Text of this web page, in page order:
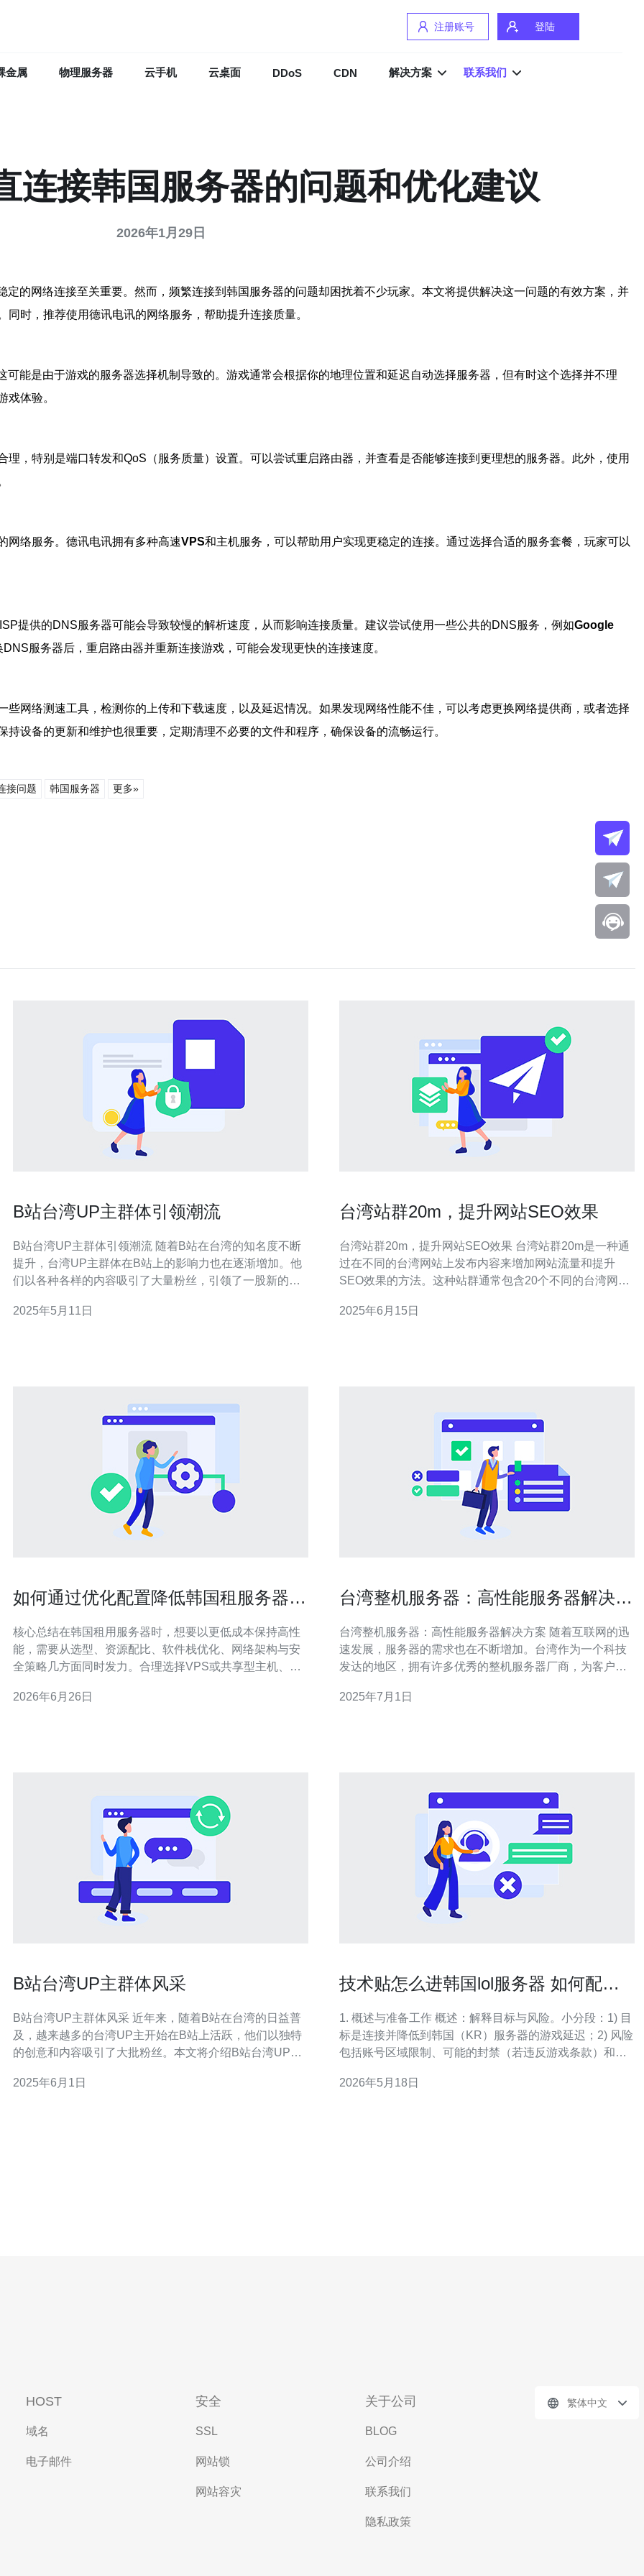
注册账号 登陆
金属 物理服务器 云手机 云桌面 DDoS CDN 解决方案 联系我们
连接韩国服务器的问题和优化建议
2026年1月29日
的网络连接至关重要。然而，频繁连接到韩国服务器的问题却困扰着不少玩家。本文将提供解决这一问题的有效方案，并
时，推荐使用德讯电讯的网络服务，帮助提升连接质量。
可能是由于游戏的服务器选择机制导致的。游戏通常会根据你的地理位置和延迟自动选择服务器，但有时这个选择并不理
戏体验。
理，特别是端口转发和QoS（服务质量）设置。可以尝试重启路由器，并查看是否能够连接到更理想的服务器。此外，使用
网络服务。德讯电讯拥有多种高速VPS和主机服务，可以帮助用户实现更稳定的连接。通过选择合适的服务套餐，玩家可以
提供的DNS服务器可能会导致较慢的解析速度，从而影响连接质量。建议尝试使用一些公共的DNS服务，例如Google
服务器后，重启路由器并重新连接游戏，可能会发现更快的连接速度。
网络测速工具，检测你的上传和下载速度，以及延迟情况。如果发现网络性能不佳，可以考虑更换网络提供商，或者选择
设备的更新和维护也很重要，定期清理不必要的文件和程序，确保设备的流畅运行。
接问题 韩国服务器 更多»
B站台湾UP主群体引领潮流
B站台湾UP主群体引领潮流 随着B站在台湾的知名度不断
提升，台湾UP主群体在B站上的影响力也在逐渐增加。他
们以各种各样的内容吸引了大量粉丝，引领了一股新的潮
了美食、旅行、时尚、游戏等各个领域。他们以独特的风
2025年5月11日
台湾站群20m，提升网站SEO效果
台湾站群20m，提升网站SEO效果 台湾站群20m是一种通
过在不同的台湾网站上发布内容来增加网站流量和提升
SEO效果的方法。这种站群通常包含20个不同的台湾网
度。 台湾站群20m可以帮助网站提升在搜索引擎结果中的
2025年6月15日
如何通过优化配置降低韩国租服务器价
核心总结在韩国租用服务器时，想要以更低成本保持高性
能，需要从选型、资源配比、软件栈优化、网络架构与安
全策略几方面同时发力。合理选择VPS或共享型主机、使
高效的DDoS防御和流量分散，以及用监控与自动化进行
2026年6月26日
台湾整机服务器：高性能服务器解决方
台湾整机服务器：高性能服务器解决方案 随着互联网的迅
速发展，服务器的需求也在不断增加。台湾作为一个科技
发达的地区，拥有许多优秀的整机服务器厂商，为客户提
稳定性和技术支持方面具有明显的优势。首先，台湾的整
2025年7月1日
B站台湾UP主群体风采
B站台湾UP主群体风采 近年来，随着B站在台湾的日益普
及，越来越多的台湾UP主开始在B站上活跃，他们以独特
的创意和内容吸引了大批粉丝。本文将介绍B站台湾UP主
美食、旅游、动漫、音乐等各个领域。他们不仅展现了台
2025年6月1日
技术贴怎么进韩国lol服务器 如何配置
1. 概述与准备工作 概述：解释目标与风险。小分段：1) 目
标是连接并降低到韩国（KR）服务器的游戏延迟；2) 风险
包括账号区域限制、可能的封禁（若违反游戏条款）和不
代理、管理员权限的电脑、LoL 客户端已安装。 2. 选择合
2026年5月18日
HOST
域名
电子邮件
安全
SSL
网站锁
网站容灾
关于公司
BLOG
公司介绍
联系我们
隐私政策
繁体中文